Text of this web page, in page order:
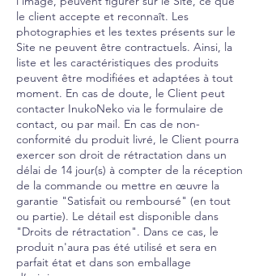
le client accepte et reconnaît. Les
photographies et les textes présents sur le
Site ne peuvent être contractuels. Ainsi, la
liste et les caractéristiques des produits
peuvent être modifiées et adaptées à tout
moment. En cas de doute, le Client peut
contacter InukoNeko via le formulaire de
contact, ou par mail. En cas de non-
conformité du produit livré, le Client pourra
exercer son droit de rétractation dans un
délai de 14 jour(s) à compter de la réception
de la commande ou mettre en œuvre la
garantie "Satisfait ou remboursé" (en tout
ou partie). Le détail est disponible dans
"Droits de rétractation". Dans ce cas, le
produit n'aura pas été utilisé et sera en
parfait état et dans son emballage